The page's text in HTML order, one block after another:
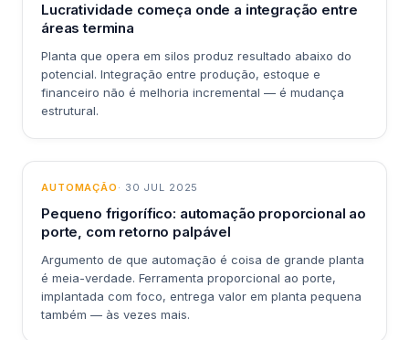
Lucratividade começa onde a integração entre
áreas termina
Planta que opera em silos produz resultado abaixo do
potencial. Integração entre produção, estoque e
financeiro não é melhoria incremental — é mudança
estrutural.
AUTOMAÇÃO · 30 JUL 2025
Pequeno frigorífico: automação proporcional ao
porte, com retorno palpável
Argumento de que automação é coisa de grande planta
é meia-verdade. Ferramenta proporcional ao porte,
implantada com foco, entrega valor em planta pequena
também — às vezes mais.